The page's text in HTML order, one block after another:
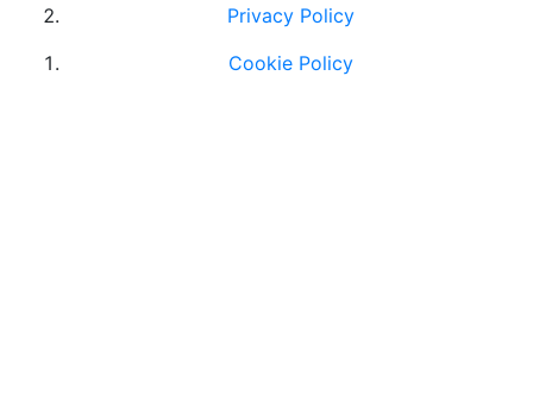
Privacy Policy
Cookie Policy